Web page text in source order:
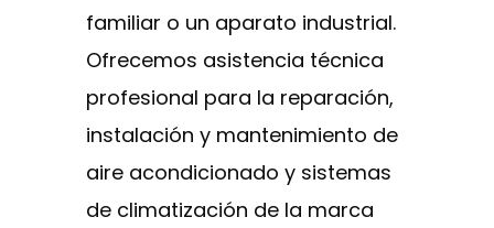
familiar o un aparato industrial.
Ofrecemos asistencia técnica
profesional para la reparación,
instalación y mantenimiento de
aire acondicionado y sistemas
de climatización de la marca